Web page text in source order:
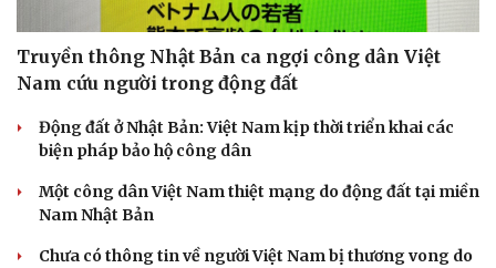
Truyền thông Nhật Bản ca ngợi công dân Việt
Nam cứu người trong động đất
Động đất ở Nhật Bản: Việt Nam kịp thời triển khai các
biện pháp bảo hộ công dân
Một công dân Việt Nam thiệt mạng do động đất tại miền
Nam Nhật Bản
Chưa có thông tin về người Việt Nam bị thương vong do